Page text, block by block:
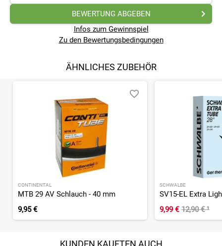
BEWERTUNG ABGEBEN
Infos zum Gewinnspiel
Zu den Bewertungsbedingungen
ÄHNLICHES ZUBEHÖR
CONTINENTAL
MTB 29 AV Schlauch - 40 mm
9,95 €
SCHWALBE
9,99 € 12,90 €¹
KUNDEN KAUFTEN AUCH